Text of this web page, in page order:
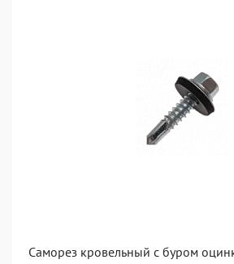
Саморез кровельный с буром